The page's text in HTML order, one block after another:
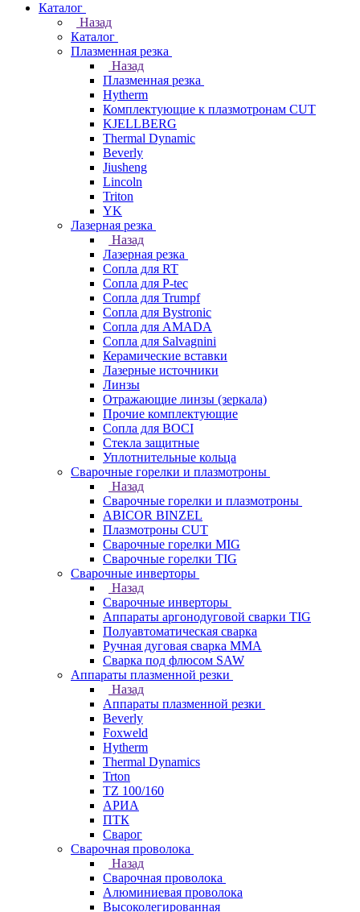
Каталог
Назад
Каталог
Плазменная резка
Назад
Плазменная резка
Hytherm
Комплектующие к плазмотронам CUT
KJELLBERG
Thermal Dynamic
Beverly
Jiusheng
Lincoln
Triton
YK
Лазерная резка
Назад
Лазерная резка
Сопла для RT
Сопла для P-tec
Сопла для Trumpf
Сопла для Bystronic
Сопла для AMADA
Сопла для Salvagnini
Керамические вставки
Лазерные источники
Линзы
Отражающие линзы (зеркала)
Прочие комплектующие
Сопла для BOCI
Стекла защитные
Уплотнительные кольца
Сварочные горелки и плазмотроны
Назад
Сварочные горелки и плазмотроны
ABICOR BINZEL
Плазмотроны CUT
Сварочные горелки MIG
Сварочные горелки TIG
Сварочные инверторы
Назад
Сварочные инверторы
Аппараты аргонодуговой сварки TIG
Полуавтоматическая сварка
Ручная дуговая сварка MMA
Сварка под флюсом SAW
Аппараты плазменной резки
Назад
Аппараты плазменной резки
Beverly
Foxweld
Hytherm
Thermal Dynamics
Trton
TZ 100/160
АРИА
ПТК
Сварог
Сварочная проволока
Назад
Сварочная проволока
Алюминиевая проволока
Высоколегированная